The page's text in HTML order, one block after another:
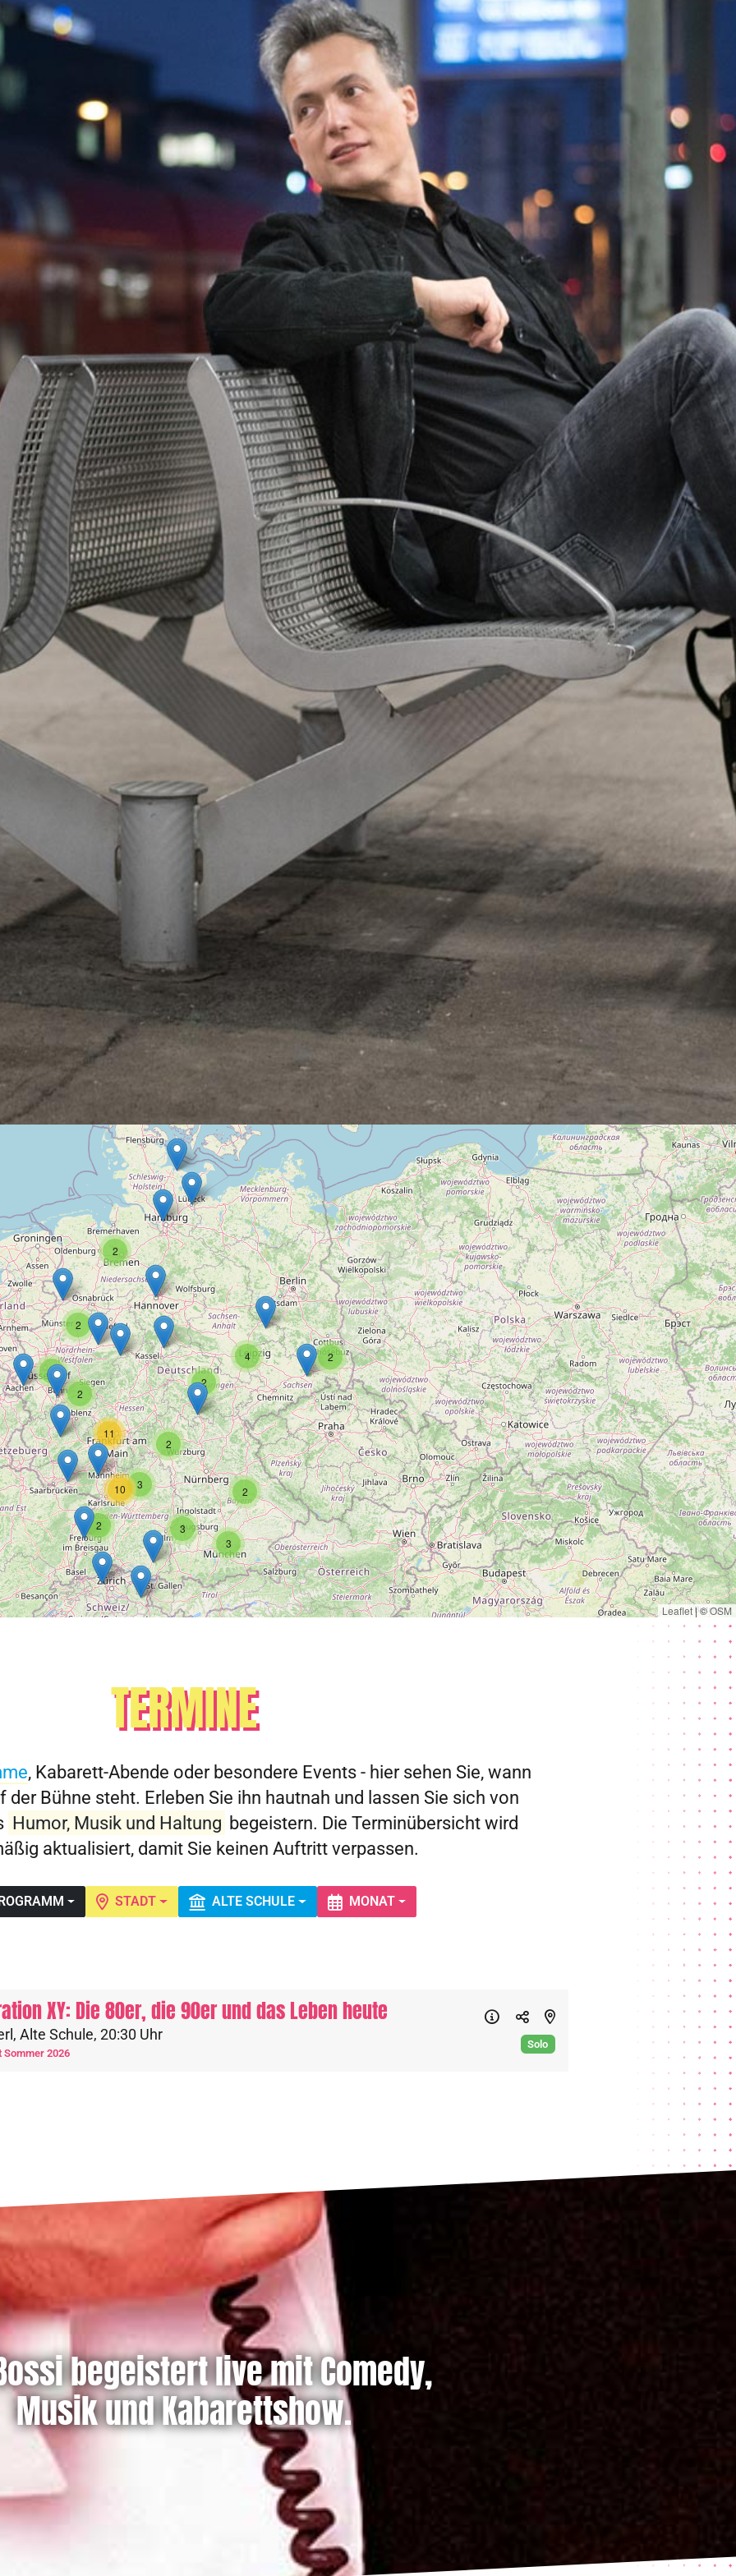
2
2
8
2
4
2
3
3
2
2
2
11
2
3
10
Leaflet|©OSM
TERMINE
, Kabarett-Abende oder besondere Events - hier sehen Sie, wann
der Bühne steht. Erleben Sie ihn hautnah und lassen Sie sich von
Humor, Musik und Haltung begeistern. Die Terminübersicht wird
aktualisiert, damit Sie keinen Auftritt verpassen.
STADT ALTE SCHULE MONAT
XY: Die 80er, die 90er und das Leben heute
, Alte Schule, 20:30 Uhr
Sommer 2026
Solo
begeistert live mit Comedy,
Musik und Kabarettshow.